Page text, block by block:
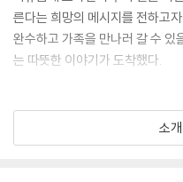
른다는 희망의 메시지를 전하고
완수하고 가족을 만나러 갈 수
는 따뜻한 이야기가 도착했다.
소